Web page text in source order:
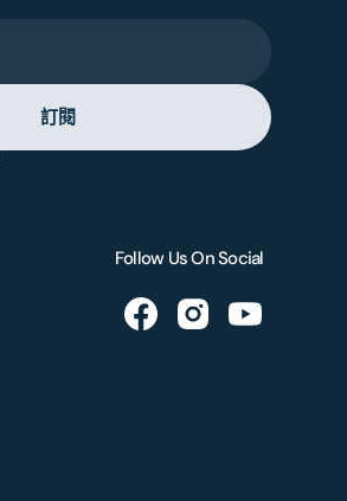
訂閱
Follow Us On Social